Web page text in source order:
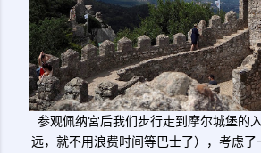
参观佩纳宮后我们步行走到摩尔城堡的
远，就不用浪费时间等巴士了），考虑